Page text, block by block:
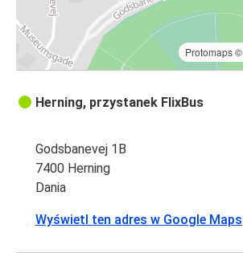
Protomaps©
Herning, przystanek FlixBus
Godsbanevej 1B
7400 Herning
Dania
Wyświetl ten adres w Google Maps